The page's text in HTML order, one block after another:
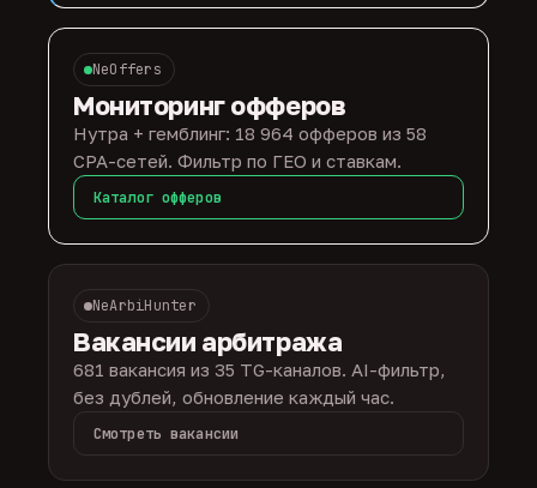
NeOffers
Мониторинг офферов
Нутра + гемблинг: 18 964 офферов из 58
CPA-сетей. Фильтр по ГЕО и ставкам.
Каталог офферов
NeArbiHunter
Вакансии арбитража
681 вакансия из 35 TG-каналов. AI-фильтр,
без дублей, обновление каждый час.
Смотреть вакансии